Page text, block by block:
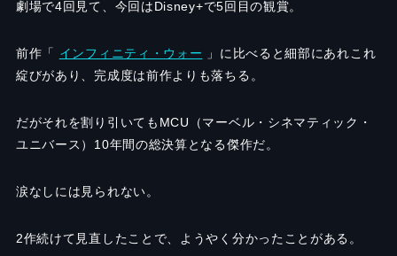
劇場で4回見て、今回はDisney+で5回目の観賞。
前作「 インフィニティ・ウォー 」に比べると細部にあれこれ
綻びがあり、完成度は前作よりも落ちる。
だがそれを割り引いてもMCU（マーベル・シネマティック・
ユニバース）10年間の総決算となる傑作だ。
涙なしには見られない。
2作続けて見直したことで、ようやく分かったことがある。